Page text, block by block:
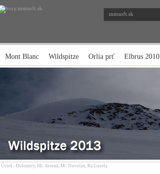
mmsoft.sk
Mont Blanc Wildspitze Orlia prť Elbrus 2010
Úvod - Dolomity, Mt. Averau, Mt. Nuvolau, Ra Gusela